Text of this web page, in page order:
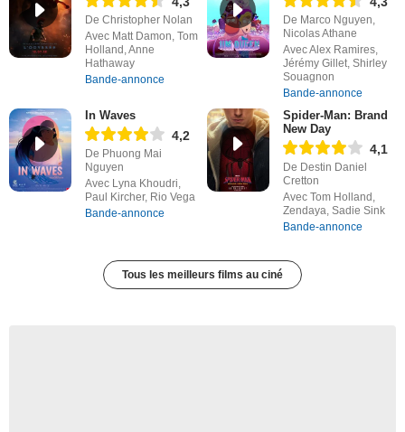
De Christopher Nolan
Avec Matt Damon, Tom
Holland, Anne
Hathaway
Bande-annonce
De Marco Nguyen,
Nicolas Athane
Avec Alex Ramires,
Jérémy Gillet, Shirley
Souagnon
Bande-annonce
In Waves
4,2
De Phuong Mai
Nguyen
Avec Lyna Khoudri,
Paul Kircher, Rio Vega
Bande-annonce
Spider-Man: Brand
New Day
4,1
De Destin Daniel
Cretton
Avec Tom Holland,
Zendaya, Sadie Sink
Bande-annonce
Tous les meilleurs films au ciné